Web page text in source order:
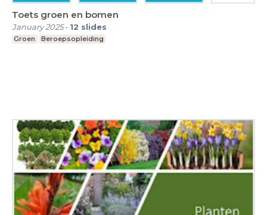
Toets groen en bomen
January 2025- 12 slides
Groen Beroepsopleiding